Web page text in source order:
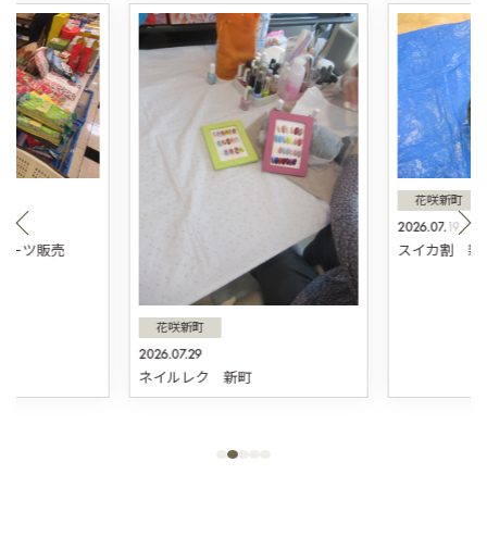
ーツ販売
2026.07.29
花咲新町
ネイルレク 新町
2026.07.19
花咲新町
スイカ割 新